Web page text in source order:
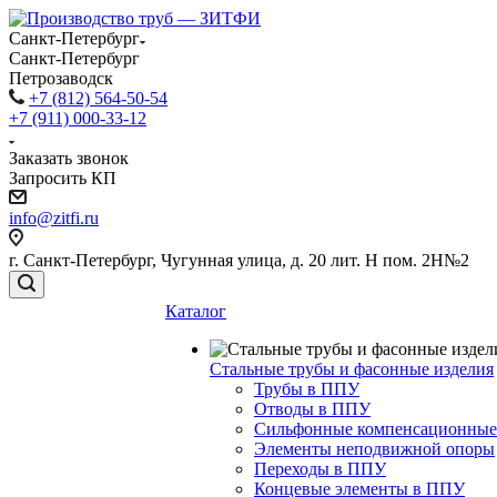
Санкт-Петербург
Санкт-Петербург
Петрозаводск
+7 (812) 564-50-54
+7 (911) 000-33-12
Заказать звонок
Запросить КП
info@zitfi.ru
г. Санкт-Петербург, Чугунная улица, д. 20 лит. Н пом. 2Н№2
Каталог
Стальные трубы и фасонные изделия
Трубы в ППУ
Отводы в ППУ
Сильфонные
Элементы неподвижной опоры
Переходы в ППУ
Концевые элементы в ППУ